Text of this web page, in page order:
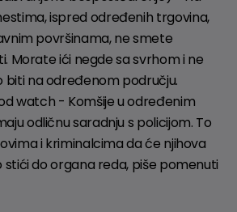
ispred određenih trgovina,
površinama, ne smete
Morate ići negde sa svrhom i ne
biti na određenom području.
watch - Komšije u određenim
odličnu saradnju s policijom. To
i kriminalcima da će njihova
do organa reda, piše pomenuti